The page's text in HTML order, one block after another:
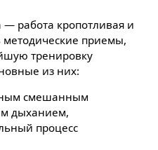
— работа кропотливая и
методические приемы,
тренировку
из них:
смешанным
дыханием,
процесс